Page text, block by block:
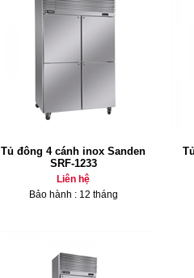
Tủ đông 4 cánh inox Sanden
SRF-1233
Liên hệ
Bảo hành : 12 tháng